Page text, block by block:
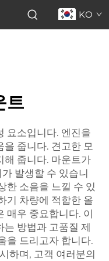
KO
트
요소입니다. 엔진을
을 줍니다. 견고한 모
해 줍니다. 마운트가
발생할 수 있습니
한 소음을 느낄 수 있
기 차량에 적합한 올
매우 중요합니다. 이
방법과 고품질 제
을 드리고자 합니다.
하며, 고객 여러분의